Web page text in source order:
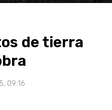
de tierra
09:16